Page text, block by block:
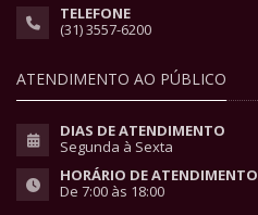
TELEFONE
(31) 3557-6200
ATENDIMENTO AO PÚBLICO
DIAS DE ATENDIMENTO
Segunda à Sexta
HORÁRIO DE ATENDIMENTO
De 7:00 às 18:00